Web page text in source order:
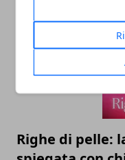
Righe di pelle: